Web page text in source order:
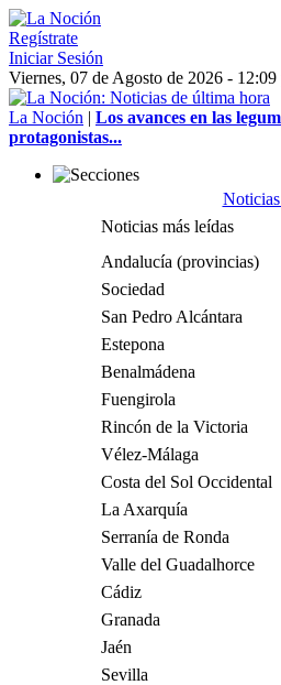
Regístrate
Iniciar Sesión
Viernes, 07 de Agosto de 2026 - 12:09
La Noción | Los avances en las
protagonistas...
Noticias más leídas
Andalucía (provincias)
Sociedad
San Pedro Alcántara
Estepona
Benalmádena
Fuengirola
Rincón de la Victoria
Vélez-Málaga
Costa del Sol Occidental
La Axarquía
Serranía de Ronda
Valle del Guadalhorce
Cádiz
Granada
Jaén
Sevilla